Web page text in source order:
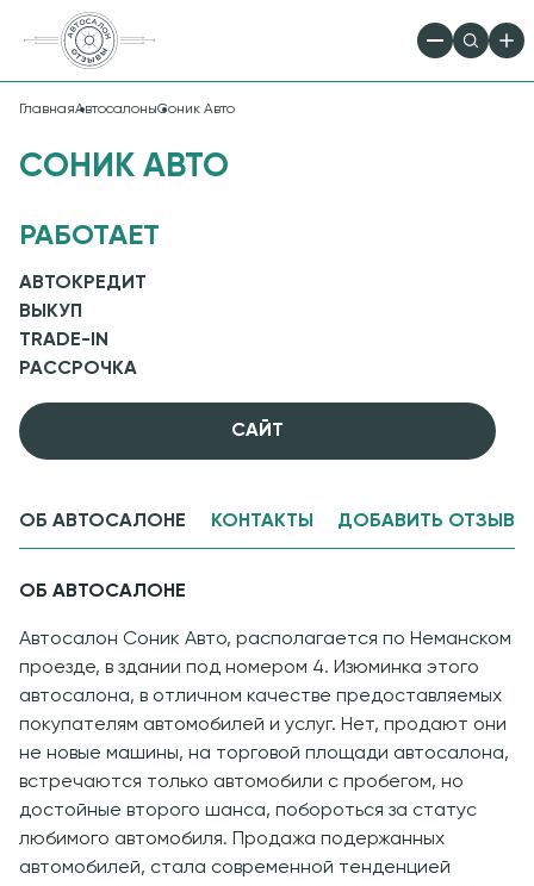
ГлавнаяАвтосалоныСоник Авто
СОНИК АВТО
РАБОТАЕТ
АВТОКРЕДИТ
ВЫКУП
TRADE-IN
РАССРОЧКА
CАЙТ
ОБ АВТОСАЛОНЕ КОНТАКТЫ ДОБАВИТЬ ОТЗЫВ
ОБ АВТОСАЛОНЕ
Автосалон Соник Авто, располагается по Неманском
проезде, в здании под номером 4. Изюминка этого
автосалона, в отличном качестве предоставляемых
покупателям автомобилей и услуг. Нет, продают они
не новые машины, на торговой площади автосалона,
встречаются только автомобили с пробегом, но
достойные второго шанса, побороться за статус
любимого автомобиля. Продажа подержанных
автомобилей, стала современной тенденцией